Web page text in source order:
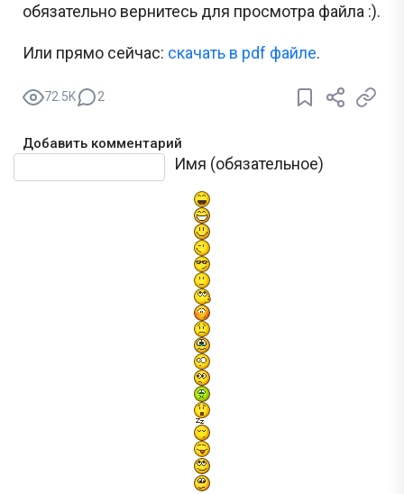
обязательно вернитесь для просмотра файла :).
Или прямо сейчас: cкачать в pdf файле.
72.5K 2
Добавить комментарий
Имя (обязательное)